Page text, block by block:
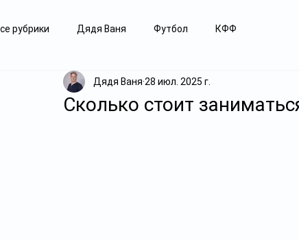
рубрики Дядя Ваня Футбол КФФ
Сколько стоит
Дядя Ваня 28 июл. 2025 г.